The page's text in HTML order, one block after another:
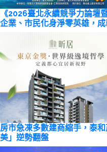
《2026臺北永續競爭力論壇
企業、市民化身淨零英雄，
房市急凍多數建商縮手，泰
美」逆勢翻盤